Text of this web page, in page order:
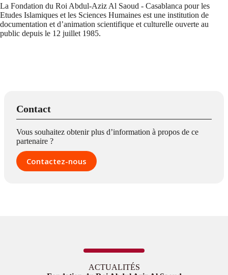
La Fondation du Roi Abdul-Aziz Al Saoud - Casablanca pour les
Etudes Islamiques et les Sciences Humaines est une institution de
documentation et d’animation scientifique et culturelle ouverte au
public depuis le 12 juillet 1985.
Contact
Vous souhaitez obtenir plus d’information à propos de ce
partenaire ?
Contactez-nous
ACTUALITÉS